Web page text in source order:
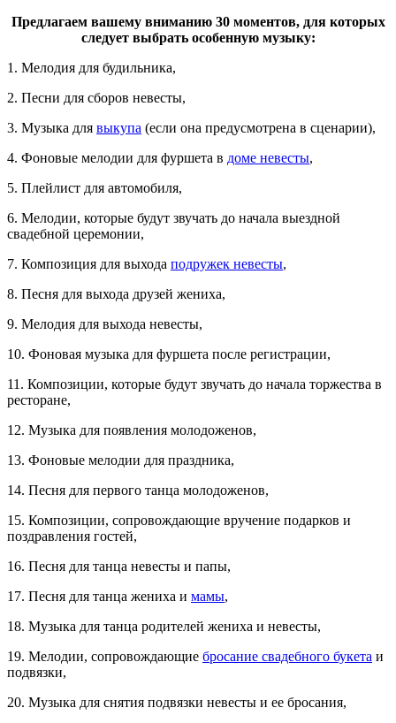
Предлагаем вашему вниманию 30 моментов, для которых
следует выбрать особенную музыку:
1. Мелодия для будильника,
2. Песни для сборов невесты,
3. Музыка для выкупа (если она предусмотрена в сценарии),
4. Фоновые мелодии для фуршета в доме невесты,
5. Плейлист для автомобиля,
6. Мелодии, которые будут звучать до начала выездной
свадебной церемонии,
7. Композиция для выхода подружек невесты,
8. Песня для выхода друзей жениха,
9. Мелодия для выхода невесты,
10. Фоновая музыка для фуршета после регистрации,
11. Композиции, которые будут звучать до начала торжества в
ресторане,
12. Музыка для появления молодоженов,
13. Фоновые мелодии для праздника,
14. Песня для первого танца молодоженов,
15. Композиции, сопровождающие вручение подарков и
поздравления гостей,
16. Песня для танца невесты и папы,
17. Песня для танца жениха и мамы,
18. Музыка для танца родителей жениха и невесты,
19. Мелодии, сопровождающие бросание свадебного букета и
подвязки,
20. Музыка для снятия подвязки невесты и ее бросания,